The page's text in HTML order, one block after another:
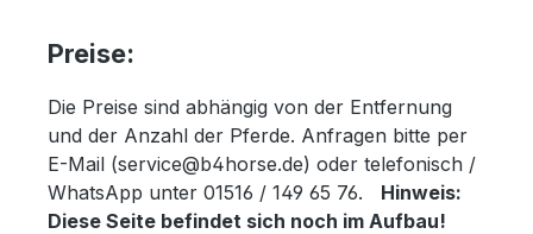
Preise:
Die Preise sind abhängig von der Entfernung
und der Anzahl der Pferde. Anfragen bitte per
E-Mail (service@b4horse.de) oder telefonisch /
WhatsApp unter 01516 / 149 65 76. Hinweis:
Diese Seite befindet sich noch im Aufbau!